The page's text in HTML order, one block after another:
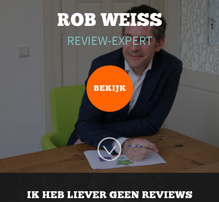
ROB WEISS
REVIEW-EXPERT
BEKIJK
IK HEB LIEVER GEEN REVIEWS